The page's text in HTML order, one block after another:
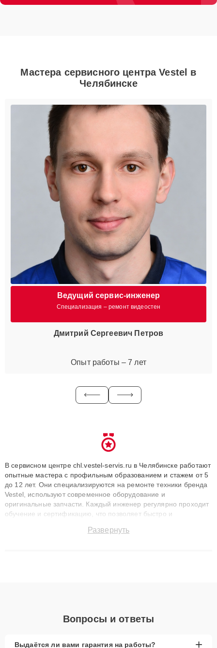
Мастера сервисного центра Vestel в
Челябинске
Ведущий сервис-инженер
Специализация – ремонт видеостен
Дмитрий Сергеевич Петров
Опыт работы – 7 лет
В сервисном центре chl.vestel-servis.ru в Челябинске работают
опытные мастера с профильным образованием и стажем от 5
до 12 лет. Они специализируются на ремонте техники бренда
Vestel, используют современное оборудование и
оригинальные запчасти. Каждый инженер регулярно проходит
обучение и сертификацию, что позволяет быстро и
сохранением гарантии до 3 лет. Наши мастера решают
Развернуть
Вопросы и ответы
Выдаётся ли вами гарантия на работы? +